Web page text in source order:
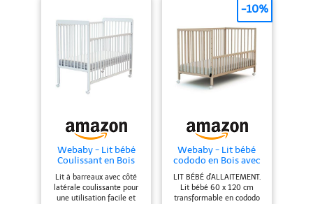
avec des couleurs non
toxiques, testé selon les
normes européennes
Webaby - Lit bébé
Coulissant en Bois
Verni| Sommier
réglable 3 hauteurs
Lit à barreaux avec côté
latérale coulissante pour
une utilisation facile et
Webaby - Lit bébé
cododo en Bois avec
roulettes 60x120cm
LIO | Bois Massif | Dès
la Naissance |
LIT BÉBÉ d'ALLAITEMENT.
Lit bébé 60 x 120 cm
transformable en cododo
-10%